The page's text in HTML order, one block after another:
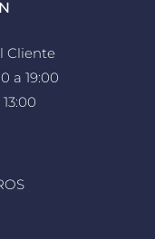
Cliente
a 19:00